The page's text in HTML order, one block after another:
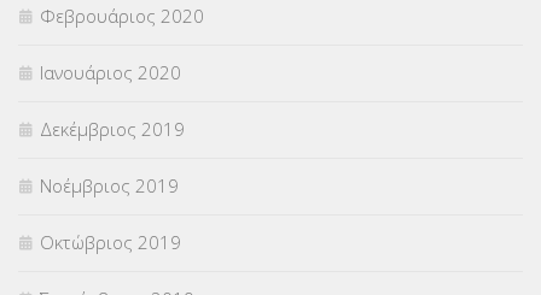
Φεβρουάριος 2020
Ιανουάριος 2020
Δεκέμβριος 2019
Νοέμβριος 2019
Οκτώβριος 2019